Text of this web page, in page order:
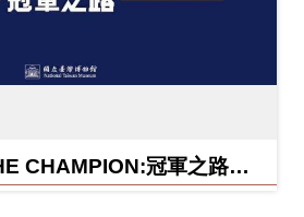
CHAMPION:冠軍之路特